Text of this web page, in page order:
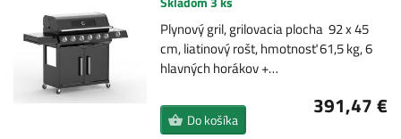
Plynový gril, grilovacia plocha 92 x 45
cm, liatinový rošt, hmotnosť 61,5 kg, 6
hlavných horákov +…
391,47 €
Do košíka